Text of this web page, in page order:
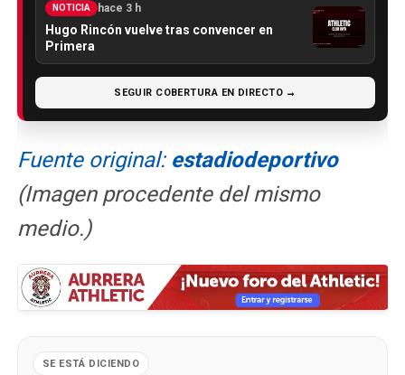
NOTICIA hace 3 h
Hugo Rincón vuelve tras convencer en
Primera
SEGUIR COBERTURA EN DIRECTO →
Fuente original: estadiodeportivo
(Imagen procedente del mismo
medio.)
SE ESTÁ DICIENDO